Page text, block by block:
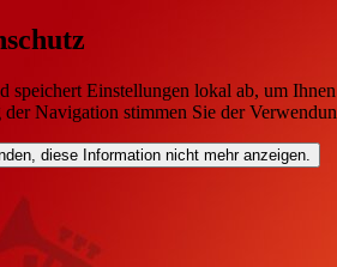
speichert Einstellungen lokal ab, um
Navigation stimmen Sie der
diese Information nicht mehr anzeigen.